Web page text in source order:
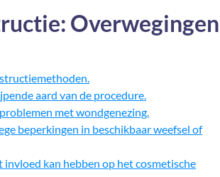
Overwegingen
aard van de procedure.
met wondgenezing.
beperkingen in beschikbaar weefsel of
kan hebben op het cosmetische